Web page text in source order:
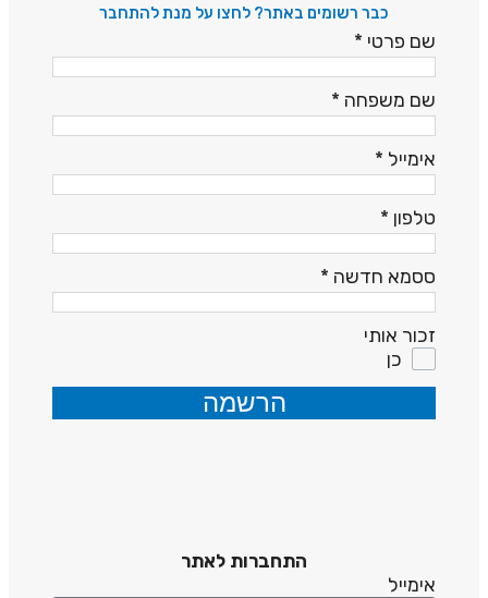
כבר רשומים באתר? לחצו על מנת להתחבר
שם פרטי*
שם משפחה*
אימייל*
טלפון*
ססמא חדשה*
זכור אותי
כן
הרשמה
התחברות לאתר
אימייל